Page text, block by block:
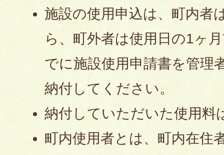
施設の使用申込は、町内者
ら、町外者は使用日の1ヶ
でに施設使用申請書を管理
納付してください。
納付していただいた使用料
町内使用者とは、町内在住